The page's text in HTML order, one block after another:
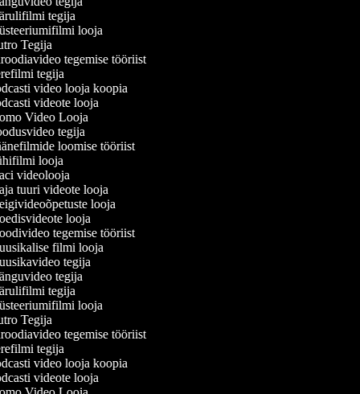
tegija
looja
Tegija
tegemise tööriist
tegija
video looja koopia
videote looja
Video Looja
tegija
loomise tööriist
looja
videolooja
tuuri videote looja
looja
looja
tegemise tööriist
filmi looja
tegija
tegija
tegija
looja
Tegija
tegemise tööriist
tegija
video looja koopia
videote looja